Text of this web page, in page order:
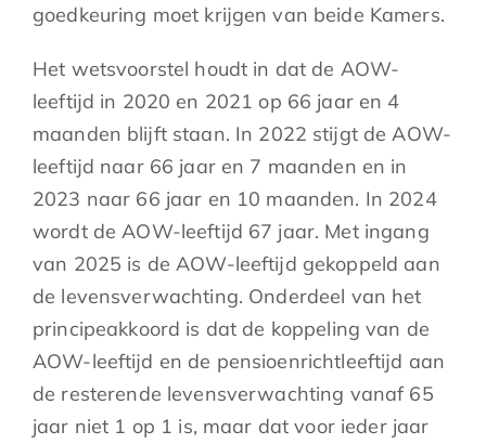
goedkeuring moet krijgen van beide Kamers.
Het wetsvoorstel houdt in dat de AOW-
leeftijd in 2020 en 2021 op 66 jaar en 4
maanden blijft staan. In 2022 stijgt de AOW-
leeftijd naar 66 jaar en 7 maanden en in
2023 naar 66 jaar en 10 maanden. In 2024
wordt de AOW-leeftijd 67 jaar. Met ingang
van 2025 is de AOW-leeftijd gekoppeld aan
de levensverwachting. Onderdeel van het
principeakkoord is dat de koppeling van de
AOW-leeftijd en de pensioenrichtleeftijd aan
de resterende levensverwachting vanaf 65
jaar niet 1 op 1 is, maar dat voor ieder jaar